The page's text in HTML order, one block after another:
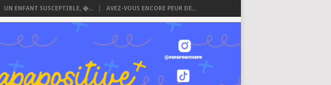
UN ENFANT SUSCEPTIBLE, �... AVEZ-VOUS ENCORE PEUR DE...